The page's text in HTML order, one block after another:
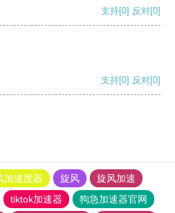
支持[0] 反对[0]
支持[0] 反对[0]
加速度器 旋风
旋风加速
tiktok加速器
狗急加速器官网